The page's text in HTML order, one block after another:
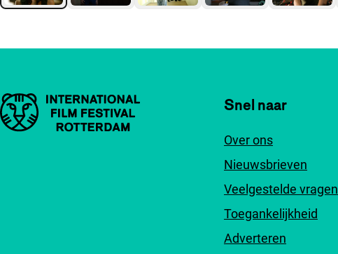
Belangrijke links Snel naar
Over ons
Nieuwsbrieven
Veelgestelde vragen
Toegankelijkheid
Adverteren